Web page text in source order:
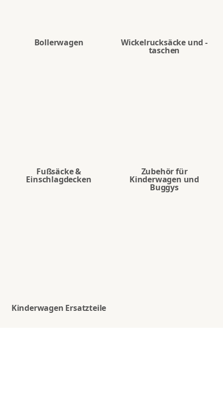
Bollerwagen Wickelrucksäcke und -
taschen
Fußsäcke &
Einschlagdecken
Zubehör für
Kinderwagen und
Buggys
Kinderwagen Ersatzteile